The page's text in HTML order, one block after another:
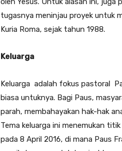
tugasnya meninjau proyek untuk
Kuria Roma, sejak tahun 1988.
Keluarga
Keluarga adalah fokus pastoral
biasa untuknya. Bagi Paus,
parah, membahayakan hak-hak
Tema keluarga ini menemukan
pada 8 April 2016, di mana Paus